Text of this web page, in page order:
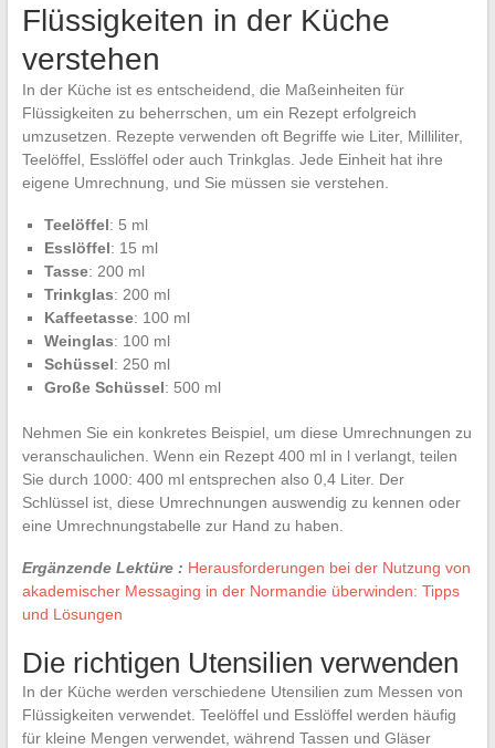
Flüssigkeiten in der Küche
verstehen
In der Küche ist es entscheidend, die Maßeinheiten für
Flüssigkeiten zu beherrschen, um ein Rezept erfolgreich
umzusetzen. Rezepte verwenden oft Begriffe wie Liter, Milliliter,
Teelöffel, Esslöffel oder auch Trinkglas. Jede Einheit hat ihre
eigene Umrechnung, und Sie müssen sie verstehen.
Teelöffel: 5 ml
Esslöffel: 15 ml
Tasse: 200 ml
Trinkglas: 200 ml
Kaffeetasse: 100 ml
Weinglas: 100 ml
Schüssel: 250 ml
Große Schüssel: 500 ml
Nehmen Sie ein konkretes Beispiel, um diese Umrechnungen zu
veranschaulichen. Wenn ein Rezept 400 ml in l verlangt, teilen
Sie durch 1000: 400 ml entsprechen also 0,4 Liter. Der
Schlüssel ist, diese Umrechnungen auswendig zu kennen oder
eine Umrechnungstabelle zur Hand zu haben.
Ergänzende Lektüre : Herausforderungen bei der Nutzung von
akademischer Messaging in der Normandie überwinden: Tipps
und Lösungen
Die richtigen Utensilien verwenden
In der Küche werden verschiedene Utensilien zum Messen von
Flüssigkeiten verwendet. Teelöffel und Esslöffel werden häufig
für kleine Mengen verwendet, während Tassen und Gläser